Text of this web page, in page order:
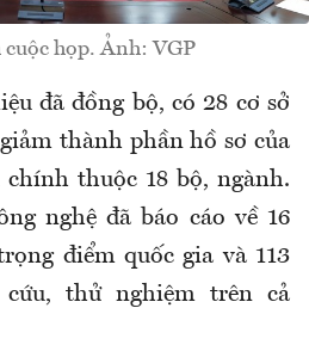
cuộc họp. Ảnh: VGP
đã đồng bộ, có 28 cơ sở
thành phần hồ sơ của
thuộc 18 bộ, ngành.
nghệ đã báo cáo về 16
điểm quốc gia và 113
thử nghiệm trên cả